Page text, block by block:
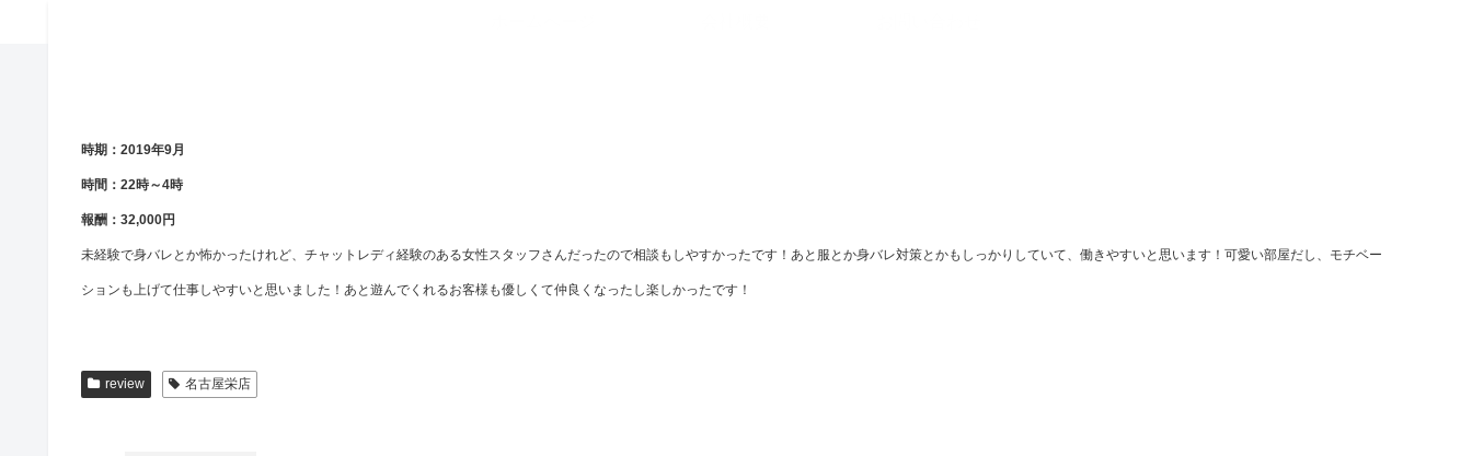
時期：2019年9月
時間：22時～4時
報酬：32,000円
未経験で身バレとか怖かったけれど、チャットレディ経験のある女性スタッフさんだったので相談もしやすかったです！あと服とか身バレ対策とかもしっかりしていて、働きやすいと思います！可愛い部屋だし、モチベー
ションも上げて仕事しやすいと思いました！あと遊んでくれるお客様も優しくて仲良くなったし楽しかったです！
review 名古屋栄店